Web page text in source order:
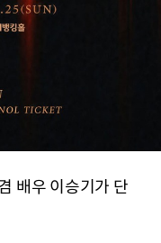
배우 이승기가 단